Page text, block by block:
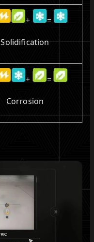
+ =
Solidification
+ =
Corrosion